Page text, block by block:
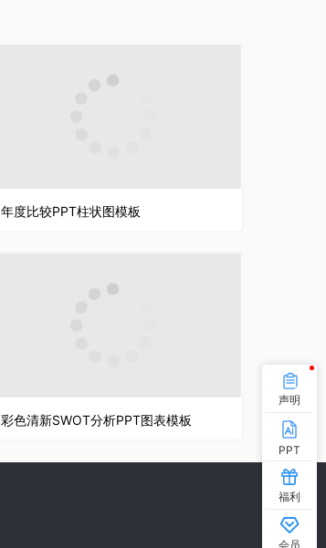
年度比较PPT柱状图模板
彩色清新SWOT分析PPT图表模板
声明
PPT
福利
会员